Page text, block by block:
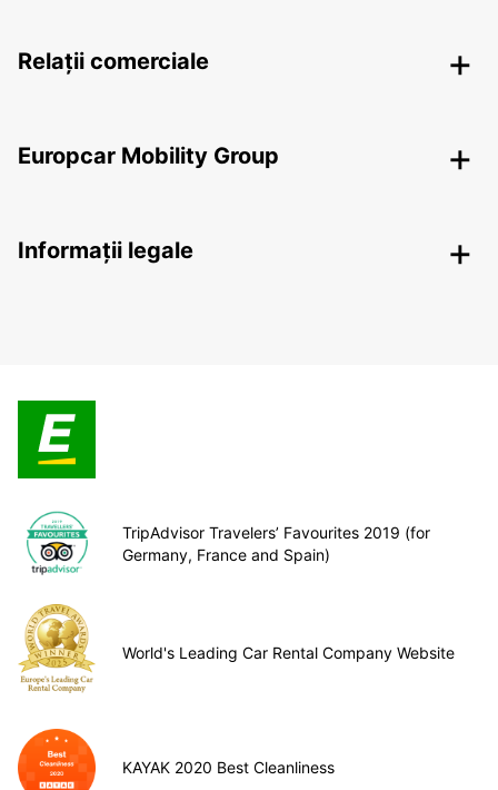
Relații comerciale
Europcar Mobility Group
Informații legale
TripAdvisor Travelers’ Favourites 2019 (for
Germany, France and Spain)
World's Leading Car Rental Company Website
KAYAK 2020 Best Cleanliness